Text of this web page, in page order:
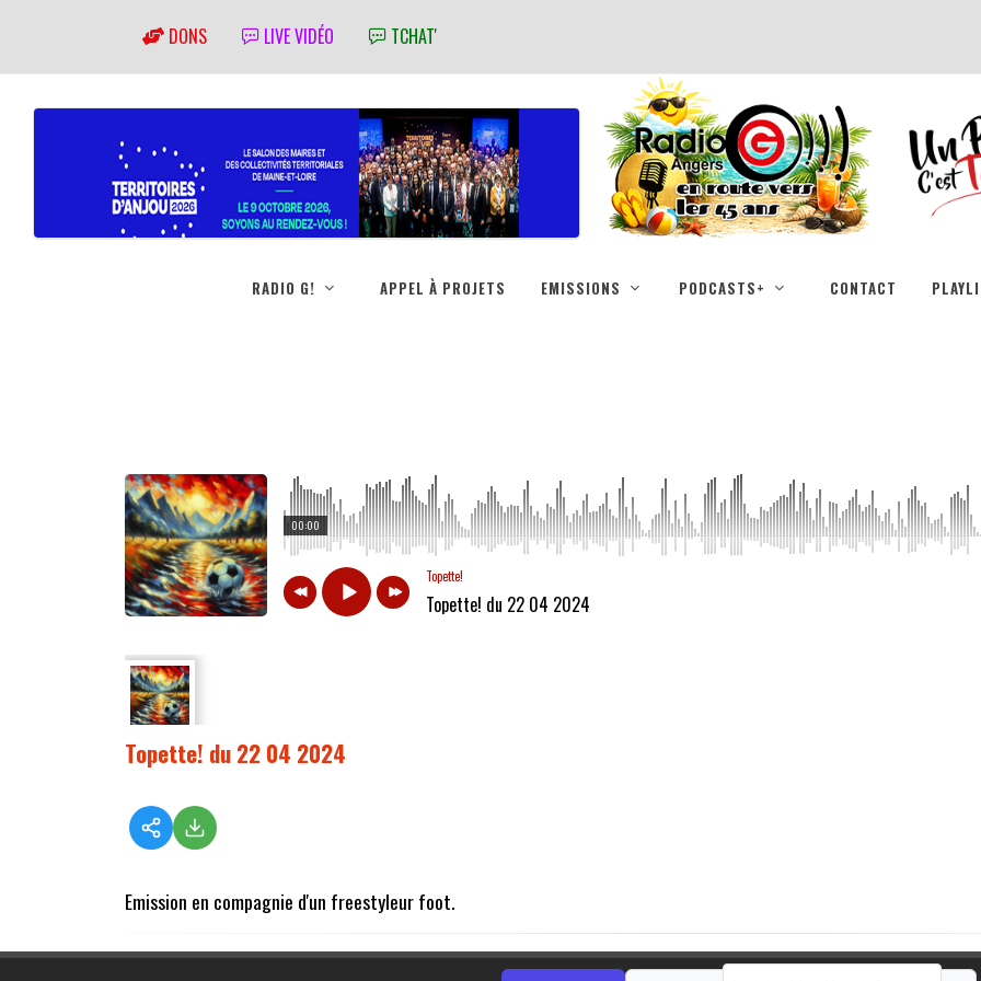
DONS LIVE VIDÉO TCHAT'
RADIO G! APPEL À PROJETS EMISSIONS PODCASTS+ CONTACT
00:00
Topette!
Topette! du 22 04 2024
Topette! du 22 04 2024
Emission en compagnie d'un freestyleur foot.